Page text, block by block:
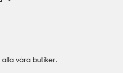
våra butiker.